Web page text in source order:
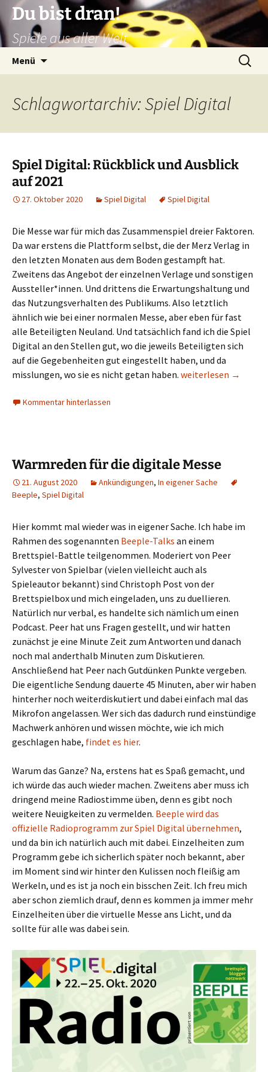
Zum
Inhalt
springen
Du bist dran!
Spiele aus aller Welt
Menü
Suchen
nach:
Schlagwortarchiv: Spiel Digital
Spiel Digital: Rückblick und Ausblick
auf 2021
27. Oktober 2020 Spiel Digital Spiel Digital
Die Messe war für mich das Zusammenspiel dreier Faktoren.
Da war erstens die Plattform selbst, die der Merz Verlag in
den letzten Monaten aus dem Boden gestampft hat.
Zweitens das Angebot der einzelnen Verlage und sonstigen
Aussteller*innen. Und drittens die Erwartungshaltung und
das Nutzungsverhalten des Publikums. Also letztlich
ähnlich wie bei einer normalen Messe, aber eben für fast
alle Beteiligten Neuland. Und tatsächlich fand ich die Spiel
Digital an den Stellen gut, wo die jeweils Beteiligten sich
auf die Gegebenheiten gut eingestellt haben, und da
misslungen, wo sie es nicht getan haben. Spiel Digital:
weiterlesen →
Kommentar hinterlassen
Warmreden für die digitale Messe
21. August 2020 Ankündigungen, In eigener Sache
Beeple, Spiel Digital
Hier kommt mal wieder was in eigener Sache. Ich habe im
Rahmen des sogenannten Beeple-Talks an einem
Brettspiel-Battle teilgenommen. Moderiert von Peer
Sylvester von Spielbar (vielen vielleicht auch als
Spieleautor bekannt) sind Christoph Post von der
Brettspielbox und mich eingeladen, uns zu duellieren.
Natürlich nur verbal, es handelte sich nämlich um einen
Podcast. Peer hat uns Fragen gestellt, und wir hatten
zunächst je eine Minute Zeit zum Antworten und danach
noch mal anderthalb Minuten zum Diskutieren.
Anschließend hat Peer nach Gutdünken Punkte vergeben.
Die eigentliche Sendung dauerte 45 Minuten, aber wir haben
hinterher noch weiterdiskutiert und dabei einfach mal das
Mikrofon angelassen. Wer sich das dadurch rund einstündige
Machwerk anhören und wissen möchte, wie ich mich
geschlagen habe, findet es hier.
Warum das Ganze? Na, erstens hat es Spaß gemacht, und
ich würde das auch wieder machen. Zweitens aber muss ich
dringend meine Radiostimme üben, denn es gibt noch
weitere Neuigkeiten zu vermelden. Beeple wird das
offizielle Radioprogramm zur Spiel Digital übernehmen,
und da bin ich natürlich auch mit dabei. Einzelheiten zum
Programm gebe ich sicherlich später noch bekannt, aber
im Moment sind wir hinter den Kulissen noch fleißig am
Werkeln, und es ist ja noch ein bisschen Zeit. Ich freu mich
aber schon ziemlich drauf, denn es kommen ja immer mehr
Einzelheiten über die virtuelle Messe ans Licht, und da
sollte für alle was dabei sein.